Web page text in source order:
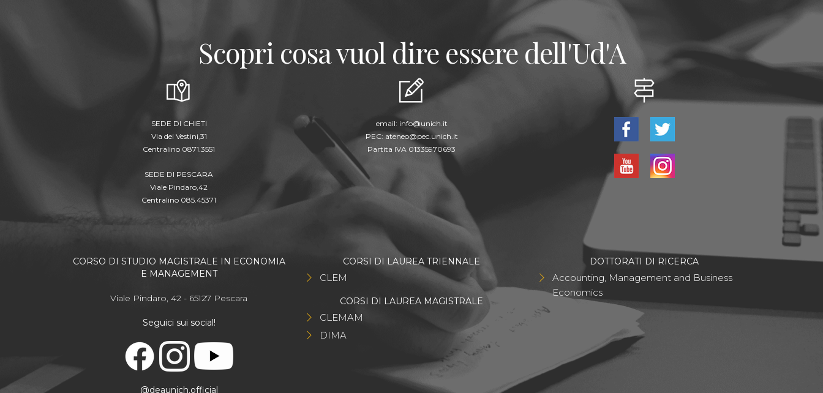
Scopri cosa vuol dire essere dell'Ud'A
SEDE DI CHIETI
Via dei Vestini,31
Centralino 0871.3551
SEDE DI PESCARA
Viale Pindaro,42
Centralino 085.45371
email: info@unich.it
PEC:ateneo@pec.unich.it
Partita IVA 01335970693
CORSO DI STUDIO MAGISTRALE IN ECONOMIA
E MANAGEMENT
Viale Pindaro, 42 - 65127 Pescara
Seguici sui social!
@deaunich.official
CORSI DI LAUREA TRIENNALE
CLEM
CORSI DI LAUREA MAGISTRALE
CLEMAM
DIMA
DOTTORATI DI RICERCA
Accounting, Management and Business
Economics